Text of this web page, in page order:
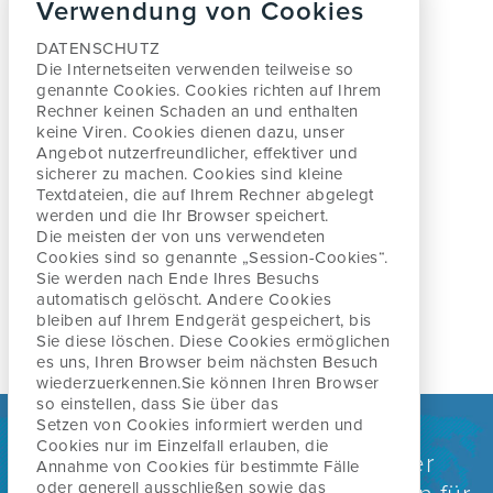
CERTIFIED MCKENZIE CLINIC ©
INFORMATIONEN FÜR ÄRZTE
INFOS ALS DOWNLOAD FÜR ÄRZTE
ARBEITSMARKT
ARBEITSGRUPPEN
MDT ATHLETES WORLDWIDE
INTERNATIONAL DIPLOMA IN MDT
VERANSTALTUNGEN / KONFERENZEN
HÄUFIGE FRAGEN
ONLINE KOMPONENTEN A, B, C UND D
ÜBER ROBIN MCKENZIE
DIE GESCHICHTE DER MCKENZIE
METHODE
PRODUKTE
SENDEN
Prälatenweg 47 a
79219 Staufen im Breisgau
Deutschland
kontakt@mckenzie.de
Weltweit anerkannt als eine der
Verwendung von Cookies
DATENSCHUTZ
Die Internetseiten verwenden teilweise so
genannte Cookies. Cookies richten auf Ihrem
Rechner keinen Schaden an und enthalten
keine Viren. Cookies dienen dazu, unser
Angebot nutzerfreundlicher, effektiver und
sicherer zu machen. Cookies sind kleine
Textdateien, die auf Ihrem Rechner abgelegt
werden und die Ihr Browser speichert.
Die meisten der von uns verwendeten
Cookies sind so genannte „Session-Cookies“.
Sie werden nach Ende Ihres Besuchs
automatisch gelöscht. Andere Cookies
bleiben auf Ihrem Endgerät gespeichert, bis
Sie diese löschen. Diese Cookies ermöglichen
es uns, Ihren Browser beim nächsten Besuch
wiederzuerkennen.Sie können Ihren Browser
so einstellen, dass Sie über das
Setzen von Cookies informiert werden und
Cookies nur im Einzelfall erlauben, die
Annahme von Cookies für bestimmte Fälle
oder generell ausschließen sowie das